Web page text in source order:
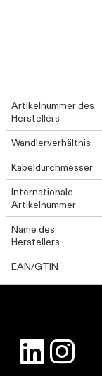
Artikelnummer des
Herstellers
Wandlerverhältnis
Kabeldurchmesser
Internationale
Artikelnummer
Name des
Herstellers
EAN/GTIN